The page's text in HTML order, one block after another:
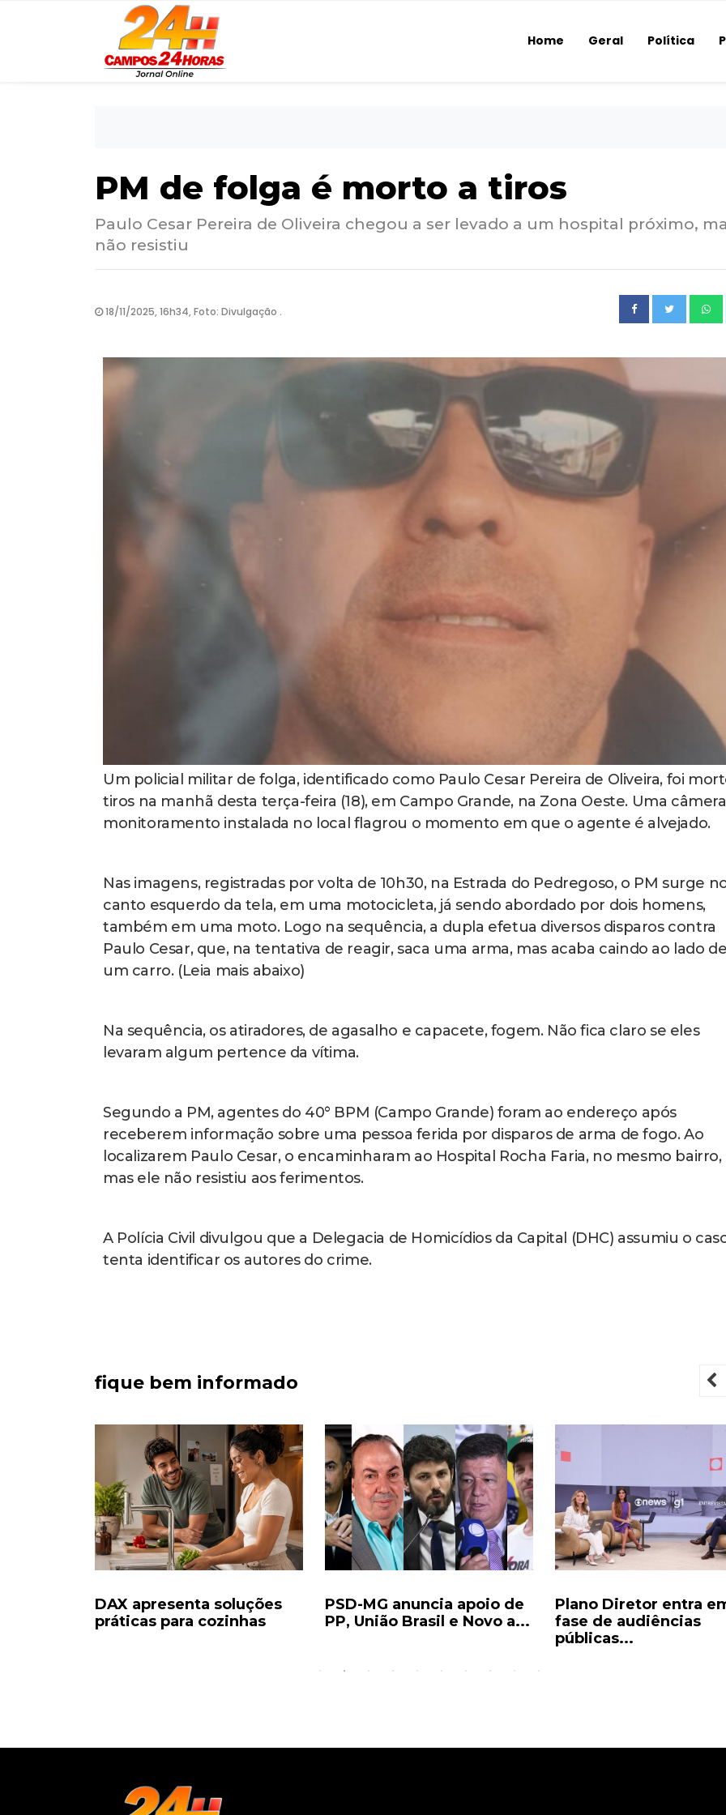
Home Geral Política
PM de folga é morto a tiros
Paulo Cesar Pereira de Oliveira chegou a ser levado a um hospital próximo,
não resistiu
18/11/2025, 16h34, Foto: Divulgação .
Um policial militar de folga, identificado como Paulo Cesar Pereira de Oliveira, foi
tiros na manhã desta terça-feira (18), em Campo Grande, na Zona Oeste. Uma
monitoramento instalada no local flagrou o momento em que o agente é alvejado.
Nas imagens, registradas por volta de 10h30, na Estrada do Pedregoso, o PM surge
canto esquerdo da tela, em uma motocicleta, já sendo abordado por dois homens,
também em uma moto. Logo na sequência, a dupla efetua diversos disparos contra
Paulo Cesar, que, na tentativa de reagir, saca uma arma, mas acaba caindo ao lado de
um carro. (Leia mais abaixo)
Na sequência, os atiradores, de agasalho e capacete, fogem. Não fica claro se eles
levaram algum pertence da vítima.
Segundo a PM, agentes do 40° BPM (Campo Grande) foram ao endereço após
receberem informação sobre uma pessoa ferida por disparos de arma de fogo. Ao
localizarem Paulo Cesar, o encaminharam ao Hospital Rocha Faria, no mesmo bairro,
mas ele não resistiu aos ferimentos.
A Polícia Civil divulgou que a Delegacia de Homicídios da Capital (DHC) assumiu o
tenta identificar os autores do crime.
fique bem informado
DAX apresenta soluções
práticas para cozinhas
PSD-MG anuncia apoio de
PP, União Brasil e Novo a...
Plano Diretor entra
fase de audiências
públicas...